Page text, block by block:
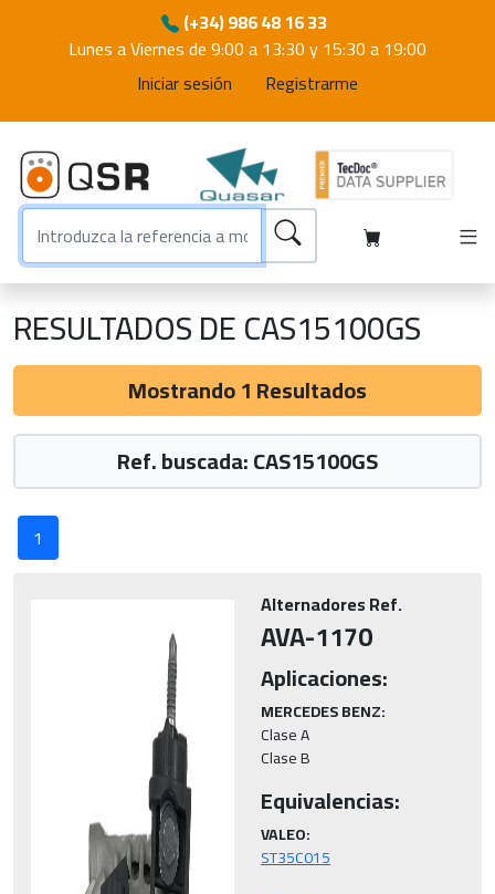
(+34) 986 48 16 33
Lunes a Viernes de 9:00 a 13:30 y 15:30 a 19:00
Iniciar sesión
Registrarme
RESULTADOS DE CAS15100GS
Mostrando 1 Resultados
Ref. buscada: CAS15100GS
1
Alternadores Ref.
AVA-1170
Aplicaciones:
MERCEDES BENZ:
Clase A
Clase B
Equivalencias:
VALEO: